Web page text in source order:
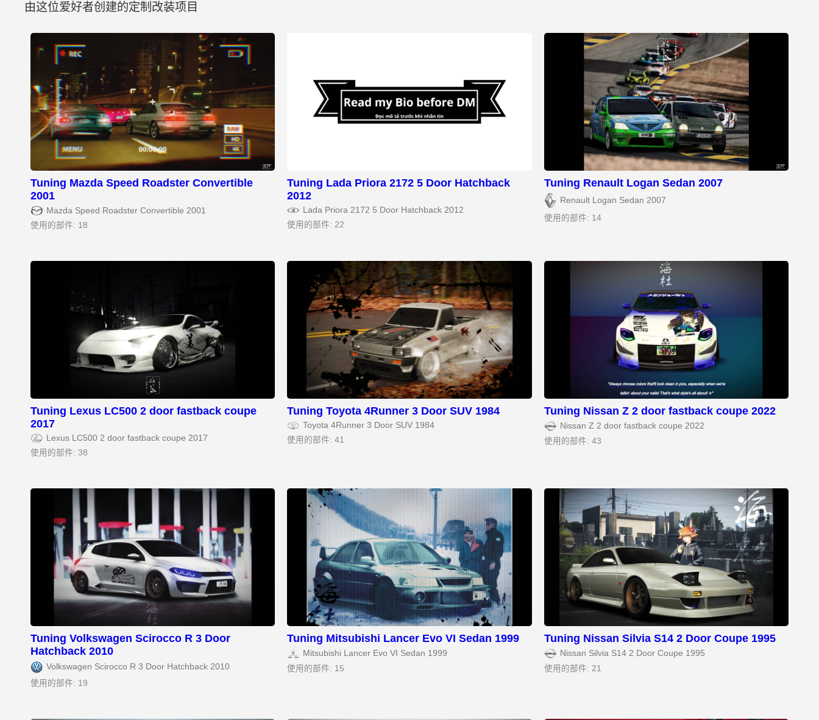
由这位爱好者创建的定制改装项目
Tuning Mazda Speed Roadster Convertible
2001
Mazda Speed Roadster Convertible 2001
使用的部件: 18
Tuning Lada Priora 2172 5 Door Hatchback
2012
Lada Priora 2172 5 Door Hatchback 2012
使用的部件: 22
Tuning Renault Logan Sedan 2007
Renault Logan Sedan 2007
使用的部件: 14
Tuning Lexus LC500 2 door fastback coupe
2017
Lexus LC500 2 door fastback coupe 2017
使用的部件: 38
Tuning Toyota 4Runner 3 Door SUV 1984
Toyota 4Runner 3 Door SUV 1984
使用的部件: 41
Tuning Nissan Z 2 door fastback coupe 2022
Nissan Z 2 door fastback coupe 2022
使用的部件: 43
Tuning Volkswagen Scirocco R 3 Door
Hatchback 2010
Volkswagen Scirocco R 3 Door Hatchback 2010
使用的部件: 19
Tuning Mitsubishi Lancer Evo VI Sedan 1999
Mitsubishi Lancer Evo VI Sedan 1999
使用的部件: 15
Tuning Nissan Silvia S14 2 Door Coupe 1995
Nissan Silvia S14 2 Door Coupe 1995
使用的部件: 21